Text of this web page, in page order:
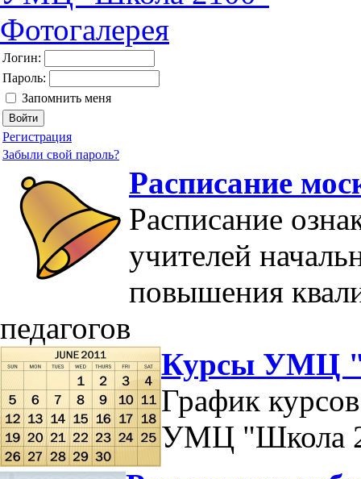
Фотогалерея
Логин:
Пароль:
Запомнить меня
Регистрация
Забыли свой пароль?
Расписание
Расписание
учителей
повышения
педагогов
Курсы УМЦ
График
УМЦ "Школа